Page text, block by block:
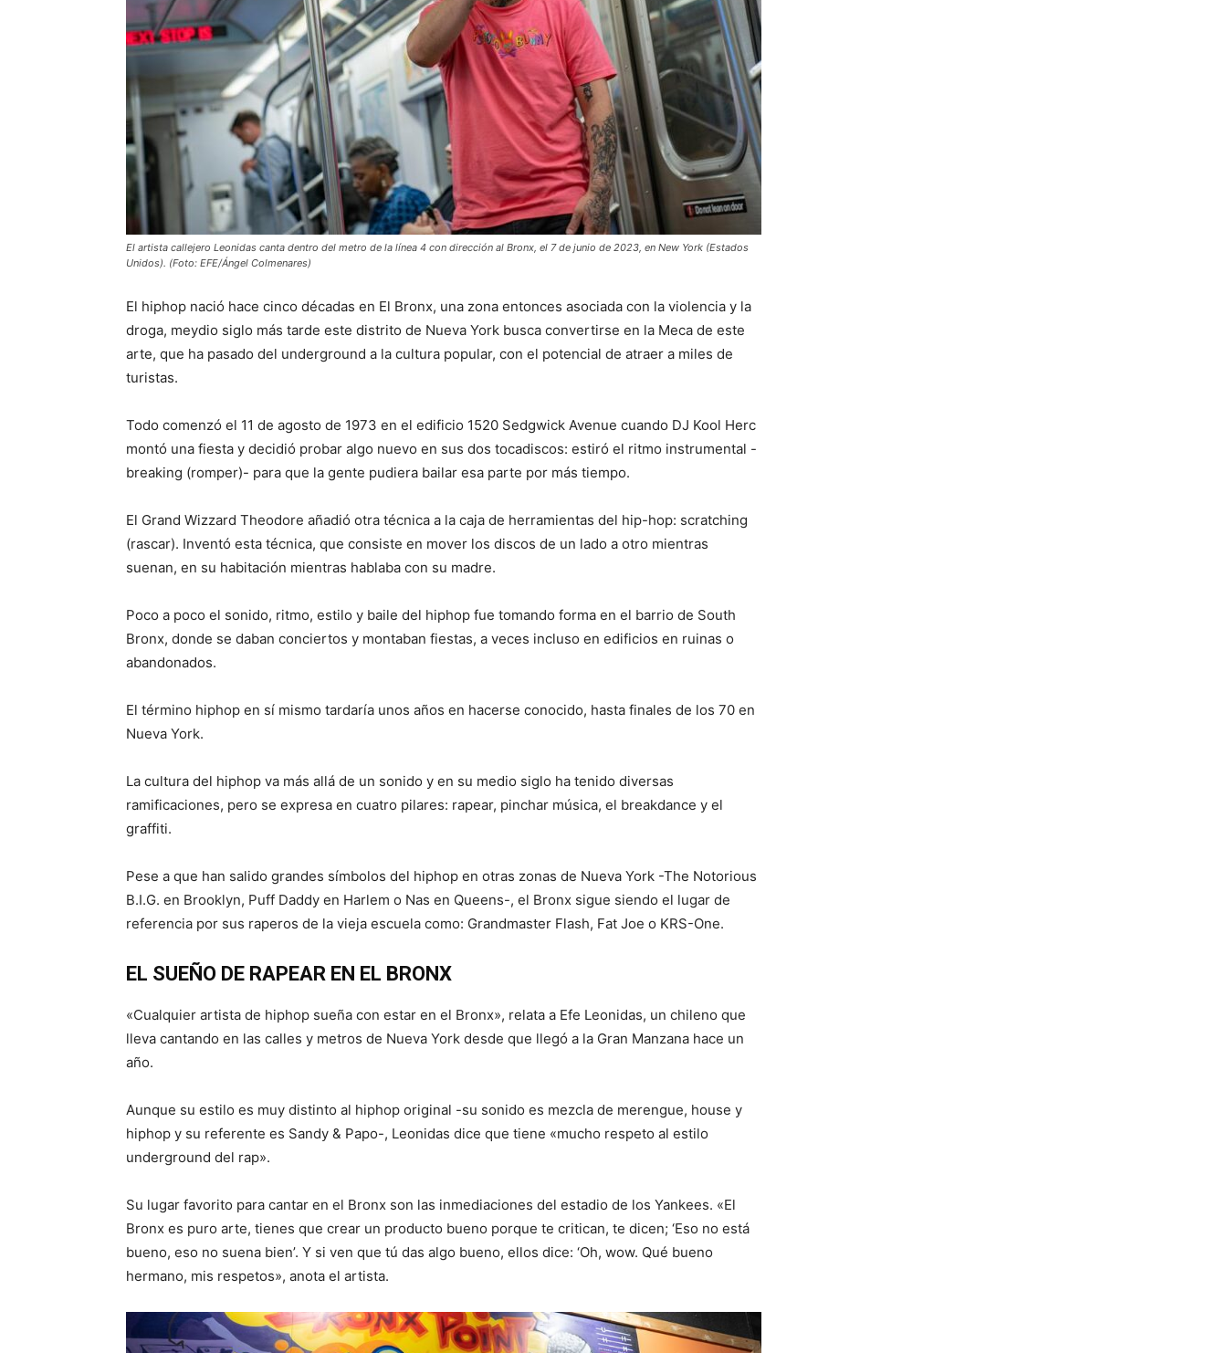
El artista callejero Leonidas canta dentro del metro de la línea 4 con dirección al Bronx, el 7 de junio de 2023, en New York (Estados
Unidos). (Foto: EFE/Ángel Colmenares)
El hiphop nació hace cinco décadas en El Bronx, una zona entonces asociada con la violencia y la
droga, meydio siglo más tarde este distrito de Nueva York busca convertirse en la Meca de este
arte, que ha pasado del underground a la cultura popular, con el potencial de atraer a miles de
turistas.
Todo comenzó el 11 de agosto de 1973 en el edificio 1520 Sedgwick Avenue cuando DJ Kool Herc
montó una fiesta y decidió probar algo nuevo en sus dos tocadiscos: estiró el ritmo instrumental -
breaking (romper)- para que la gente pudiera bailar esa parte por más tiempo.
El Grand Wizzard Theodore añadió otra técnica a la caja de herramientas del hip-hop: scratching
(rascar). Inventó esta técnica, que consiste en mover los discos de un lado a otro mientras
suenan, en su habitación mientras hablaba con su madre.
Poco a poco el sonido, ritmo, estilo y baile del hiphop fue tomando forma en el barrio de South
Bronx, donde se daban conciertos y montaban fiestas, a veces incluso en edificios en ruinas o
abandonados.
El término hiphop en sí mismo tardaría unos años en hacerse conocido, hasta finales de los 70 en
Nueva York.
La cultura del hiphop va más allá de un sonido y en su medio siglo ha tenido diversas
ramificaciones, pero se expresa en cuatro pilares: rapear, pinchar música, el breakdance y el
graffiti.
Pese a que han salido grandes símbolos del hiphop en otras zonas de Nueva York -The Notorious
B.I.G. en Brooklyn, Puff Daddy en Harlem o Nas en Queens-, el Bronx sigue siendo el lugar de
referencia por sus raperos de la vieja escuela como: Grandmaster Flash, Fat Joe o KRS-One.
EL SUEÑO DE RAPEAR EN EL BRONX
«Cualquier artista de hiphop sueña con estar en el Bronx», relata a Efe Leonidas, un chileno que
lleva cantando en las calles y metros de Nueva York desde que llegó a la Gran Manzana hace un
año.
Aunque su estilo es muy distinto al hiphop original -su sonido es mezcla de merengue, house y
hiphop y su referente es Sandy & Papo-, Leonidas dice que tiene «mucho respeto al estilo
underground del rap».
Su lugar favorito para cantar en el Bronx son las inmediaciones del estadio de los Yankees. «El
Bronx es puro arte, tienes que crear un producto bueno porque te critican, te dicen; ‘Eso no está
bueno, eso no suena bien’. Y si ven que tú das algo bueno, ellos dice: ‘Oh, wow. Qué bueno
hermano, mis respetos», anota el artista.